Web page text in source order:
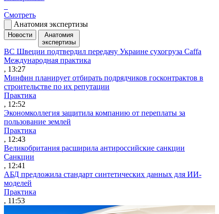
Смотреть
Анатомия экспертизы
Новости
Анатомия
экспертизы
ВС Швеции подтвердил передачу Украине сухогруза Caffa
Международная практика
, 13:27
Минфин планирует отбирать подрядчиков госконтрактов в
строительстве по их репутации
Практика
, 12:52
Экономколлегия защитила компанию от переплаты за
пользование землей
Практика
, 12:43
Великобритания расширила антироссийские санкции
Санкции
, 12:41
АБД предложила стандарт синтетических данных для ИИ-
моделей
Практика
, 11:53